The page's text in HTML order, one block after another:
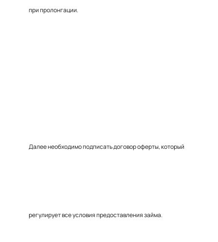
при пролонгации.
Далее необходимо подписать договор оферты, который
регулирует все условия предоставления займа.